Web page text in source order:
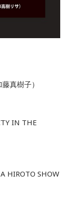
真樹子）
IN THE
HIROTO SHOW